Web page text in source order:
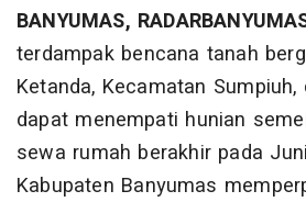
BANYUMAS,
terdampak bencana tanah
Ketanda, Kecamatan
dapat menempati hunian
sewa rumah berakhir pada
Kabupaten Banyumas